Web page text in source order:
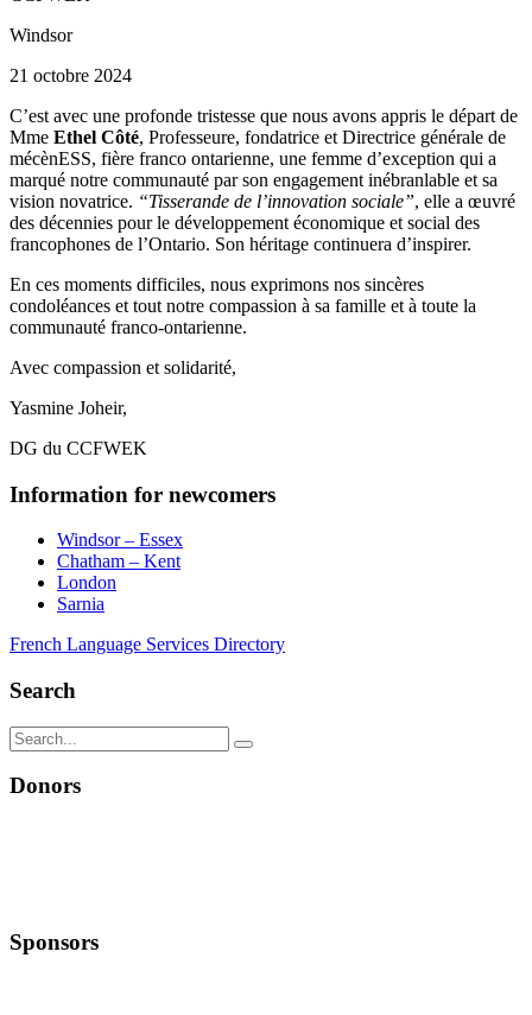
Windsor
21 octobre 2024
C’est avec une profonde tristesse que nous avons appris le départ de
Mme Ethel Côté, Professeure, fondatrice et Directrice générale de
mécènESS, fière franco ontarienne, une femme d’exception qui a
marqué notre communauté par son engagement inébranlable et sa
vision novatrice. “Tisserande de l’innovation sociale”, elle a œuvré
des décennies pour le développement économique et social des
francophones de l’Ontario. Son héritage continuera d’inspirer.
En ces moments difficiles, nous exprimons nos sincères
condoléances et tout notre compassion à sa famille et à toute la
communauté franco-ontarienne.
Avec compassion et solidarité,
Yasmine Joheir,
DG du CCFWEK
Information for newcomers
Windsor – Essex
Chatham – Kent
London
Sarnia
French Language Services Directory
Search
Donors
Sponsors